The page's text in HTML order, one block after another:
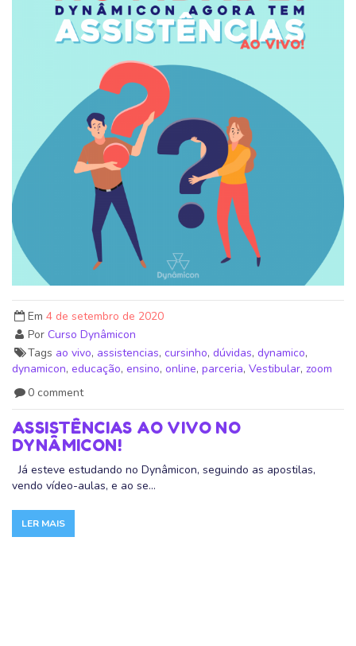
Em 4 de setembro de 2020
Por Curso Dynâmicon
Tags ao vivo, assistencias, cursinho, dúvidas, dynamico,
dynamicon, educação, ensino, online, parceria, Vestibular, zoom
0 comment
ASSISTÊNCIAS AO VIVO NO
DYNÂMICON!
Já esteve estudando no Dynâmicon, seguindo as apostilas,
vendo vídeo-aulas, e ao se...
LER MAIS